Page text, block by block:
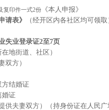
复印件一式2份 《本人申报》
请表》
（经开区内各社区均可领取
失业登录证2至7页
地街道、社区）
双方）
方结婚证
婚证
提供夫妻双方）（持身份证在人民